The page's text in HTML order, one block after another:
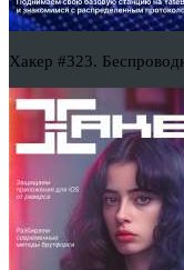
Хакер #323.